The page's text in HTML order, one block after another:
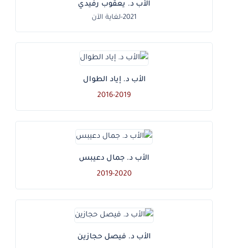
الأب د. يعقوب رفيدي
2021-لغاية الآن
الأب د. إياد الطوال
2016-2019
الأب د. جمال دعيبس
2019-2020
الأب د. فيصل حجازين